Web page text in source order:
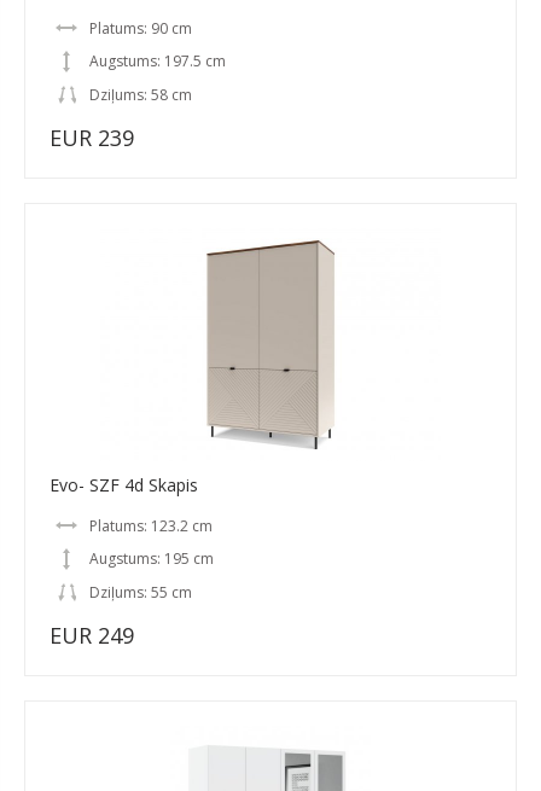
Platums: 90 cm
Augstums: 197.5 cm
Dziļums: 58 cm
EUR 239
Evo- SZF 4d Skapis
Platums: 123.2 cm
Augstums: 195 cm
Dziļums: 55 cm
EUR 249